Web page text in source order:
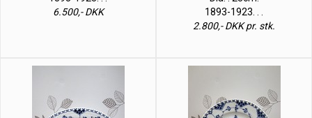
6.500,- DKK
1893-1923. . .
2.800,- DKK pr. stk.